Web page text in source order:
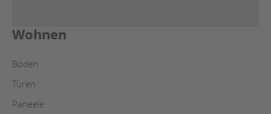
Wohnen
Böden
Türen
Paneele